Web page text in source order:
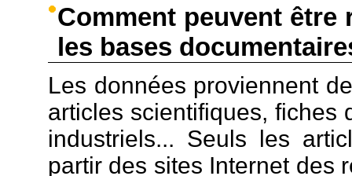
Comment peuvent
les bases
Les données proviennent
articles scientifiques, fiches
industriels... Seuls les
partir des sites Internet des